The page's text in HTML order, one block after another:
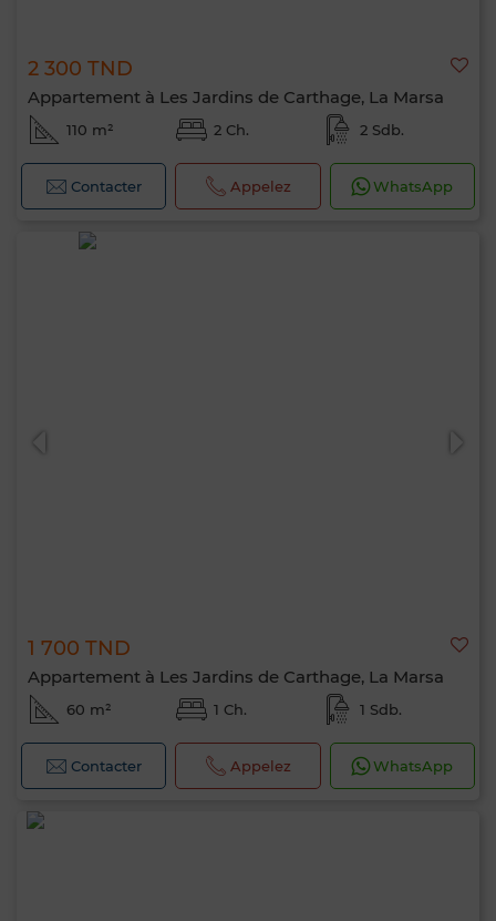
2 300 TND
Appartement à Les Jardins de Carthage, La Marsa
110 m² 2 Ch. 2 Sdb.
Contacter Appelez WhatsApp
1 700 TND
Appartement à Les Jardins de Carthage, La Marsa
60 m² 1 Ch. 1 Sdb.
Contacter Appelez WhatsApp